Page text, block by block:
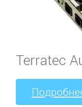
Terratec